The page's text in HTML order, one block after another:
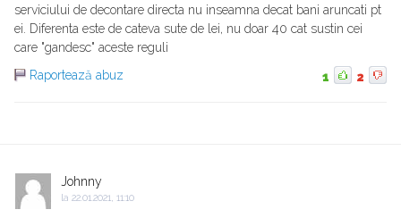
serviciului de decontare directa nu inseamna decat bani aruncati pt
ei. Diferenta este de cateva sute de lei, nu doar 40 cat sustin cei
care "gandesc" aceste reguli
Raportează abuz
1 2
Johnny
la 22.01.2021, 11:10